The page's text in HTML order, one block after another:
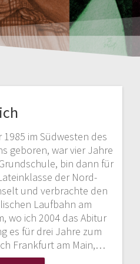
ich
im Südwesten des
geboren, war vier Jahre
bin dann für
der Nord-
und verbrachte den
Laufbahn am
wo ich 2004 das Abitur
es für drei Jahre zum
Frankfurt am Main,…